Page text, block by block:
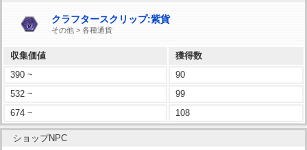
クラフタースクリップ:紫貨
その他 > 各種通貨
収集価値
獲得数
390 ~
90
532 ~
99
674 ~
108
ショップNPC